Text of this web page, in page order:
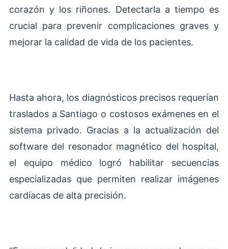
corazón y los riñones. Detectarla a tiempo es
crucial para prevenir complicaciones graves y
mejorar la calidad de vida de los pacientes.
Hasta ahora, los diagnósticos precisos requerían
traslados a Santiago o costosos exámenes en el
sistema privado. Gracias a la actualización del
software del resonador magnético del hospital,
el equipo médico logró habilitar secuencias
especializadas que permiten realizar imágenes
cardíacas de alta precisión.